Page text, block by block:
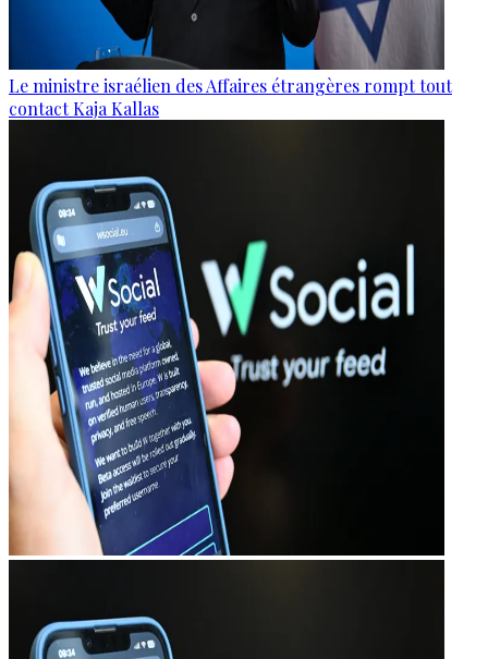
Le ministre israélien des Affaires étrangères rompt tout
contact Kaja Kallas